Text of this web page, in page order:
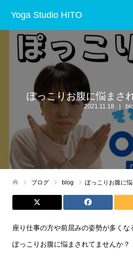
Yoga Studio HITO
ぽっこりお腹に悩まさ
2021.11.18
ブログ blog ぽっこりお腹に
座り仕事の方や前屈みの姿勢が多くな
ぽっこりお腹に悩まされてませんか？